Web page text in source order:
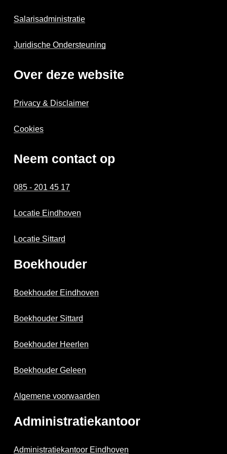
Salarisadministratie
Juridische Ondersteuning
Over deze website
Privacy & Disclaimer
Cookies
Neem contact op
085 - 201 45 17
Locatie Eindhoven
Locatie Sittard
Boekhouder
Boekhouder Eindhoven
Boekhouder Sittard
Boekhouder Heerlen
Boekhouder Geleen
Algemene voorwaarden
Administratiekantoor
Administratiekantoor Eindhoven